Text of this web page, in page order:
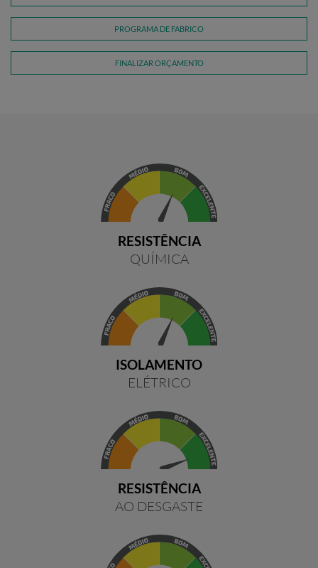
PROGRAMA DE FABRICO
FINALIZAR ORÇAMENTO
RESISTÊNCIA
QUÍMICA
ISOLAMENTO
ELÉTRICO
RESISTÊNCIA
AO DESGASTE